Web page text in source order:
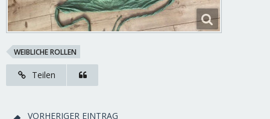
WEIBLICHE ROLLEN
Teilen
VORHERIGER EINTRAG